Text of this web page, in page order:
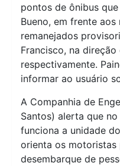
pontos de ônibus
Bueno, em frente
remanejados
Francisco, na
respectivamente.
informar ao usuário
A Companhia de
Santos) alerta que
funciona a unidade
orienta os motoristas
desembarque de